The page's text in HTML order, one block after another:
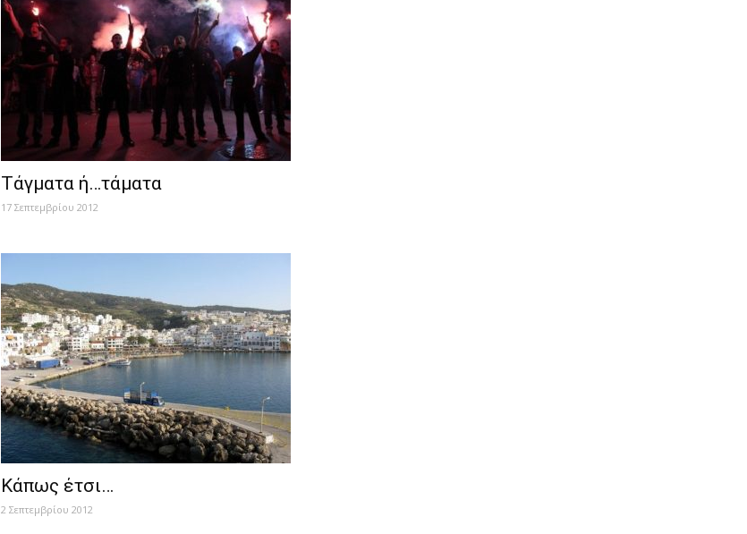
Τάγματα ή…τάματα
17 Σεπτεμβρίου 2012
Κάπως έτσι…
2 Σεπτεμβρίου 2012